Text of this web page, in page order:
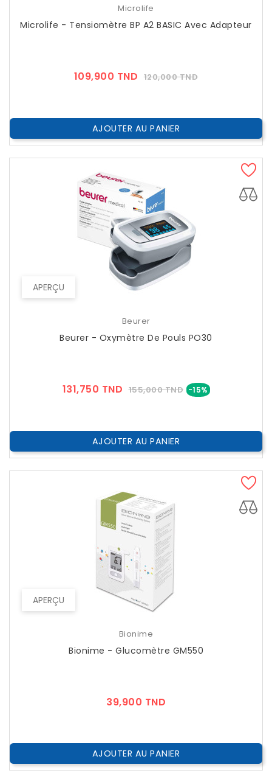
Microlife
Microlife - Tensiomètre BP A2 BASIC Avec Adapteur
109,900 TND Prix
120,000 TNDPrix
AJOUTER AU PANIER
APERÇU
Beurer
Beurer - Oxymètre De Pouls PO30
131,750 TND Prix
155,000 TND -15% Prix
AJOUTER AU PANIER
APERÇU
Bionime
Bionime - Glucomètre GM550
39,900 TND
AJOUTER AU PANIER